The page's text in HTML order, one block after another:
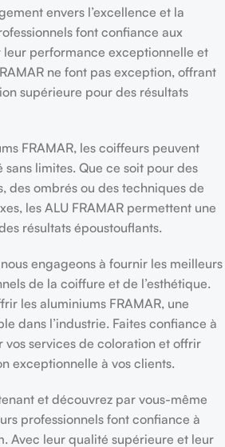
envers l’excellence et la
font confiance aux
leur performance exceptionnelle et
ne font pas exception, offrant
supérieure pour des résultats
FRAMAR, les coiffeurs peuvent
limites. Que ce soit pour des
des ombrés ou des techniques de
les ALU FRAMAR permettent une
résultats époustouflants.
engageons à fournir les meilleurs
de la coiffure et de l’esthétique.
les aluminiums FRAMAR, une
dans l’industrie. Faites confiance à
vos services de coloration et offrir
exceptionnelle à vos clients.
et découvrez par vous-même
professionnels font confiance à
Avec leur qualité supérieure et leur